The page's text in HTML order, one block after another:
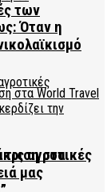
των
αγροτικές
Όταν η
στα
μας